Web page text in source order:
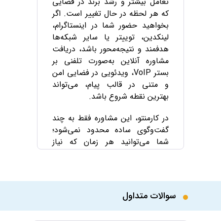
که هر لحظه در حال تغییر است. اگر
بخواهید حضور شما در اینستاگرام،
لینکدین، توییتر یا سایر شبکه‌ها
هدفمند و نتیجه‌محور باشد، دریافت
مشاوره آنلاین به‌صورت تلفنی بر
بستر VoIP، ویدئویی در فضایی امن
و متنی در قالب پیام، می‌تواند
بهترین نقطه شروع باشد.
در کارمنتو، این مشاوره فقط به چند
گفت‌وگوی ساده محدود نمی‌شود؛
شما می‌توانید هر زمان که نیاز
داشتید، از میان صدها مشاور برتر
حتی وضعیت آنلاین یا آفلاین بودن
او را هم ببینید تا وقتتان هدر نرود.
همه این‌ها در یک پلتفرم جامع و
سوالات متداول